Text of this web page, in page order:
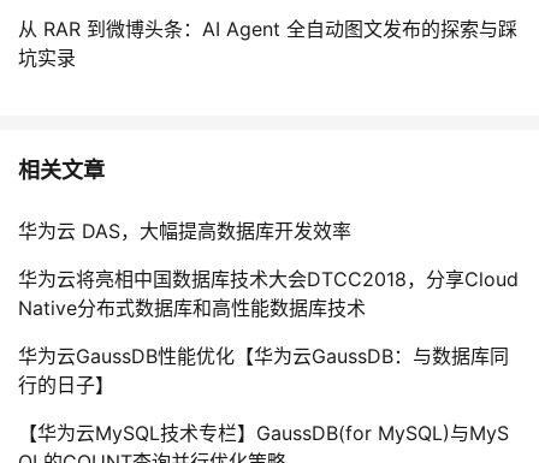
从 RAR 到微博头条：AI Agent 全自动图文发布的探索与踩
坑实录
相关文章
华为云 DAS，大幅提高数据库开发效率
华为云将亮相中国数据库技术大会DTCC2018，分享Cloud
Native分布式数据库和高性能数据库技术
华为云GaussDB性能优化【华为云GaussDB：与数据库同
行的日子】
【华为云MySQL技术专栏】GaussDB(for MySQL)与MyS